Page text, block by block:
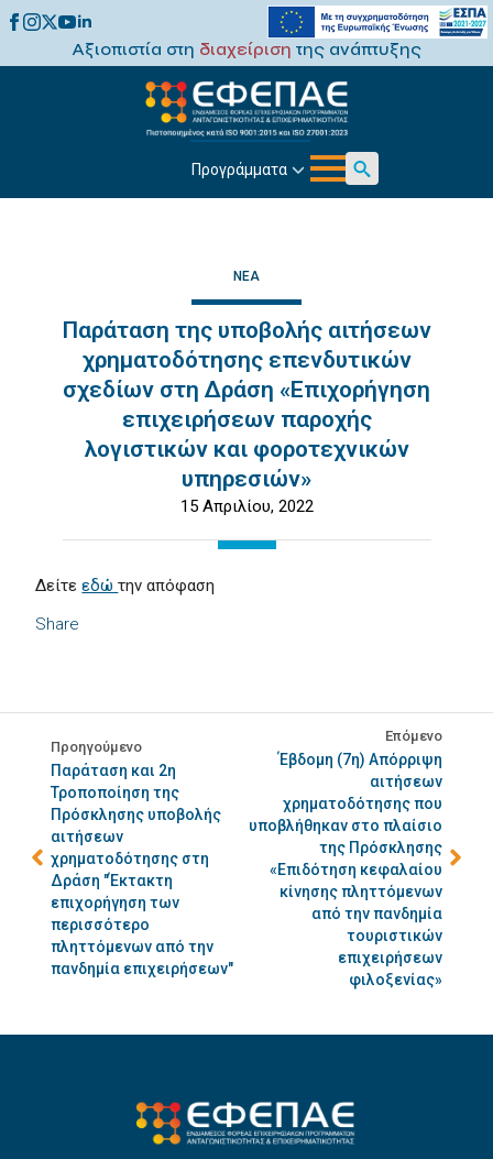
Αξιοπιστία στη διαχείριση της ανάπτυξης
Προγράμματα
Search
ΝΈΑ
Παράταση της υποβολής αιτήσεων
χρηματοδότησης επενδυτικών
σχεδίων στη Δράση «Επιχορήγηση
επιχειρήσεων παροχής
λογιστικών και φοροτεχνικών
υπηρεσιών»
15 Απριλίου, 2022
Share
Δείτεεδώτην απόφαση
Προηγούμενο
Παράταση και 2η
Τροποποίηση της
Πρόσκλησης υποβολής
αιτήσεων
χρηματοδότησης στη
Δράση "Έκτακτη
επιχορήγηση των
περισσότερο
πληττόμενων από την
πανδημία επιχειρήσεων"
Επόμενο
Έβδομη (7η) Απόρριψη
αιτήσεων
χρηματοδότησης που
υποβλήθηκαν στο πλαίσιο
της Πρόσκλησης
«Επιδότηση κεφαλαίου
κίνησης πληττόμενων
από την πανδημία
τουριστικών
επιχειρήσεων
φιλοξενίας»